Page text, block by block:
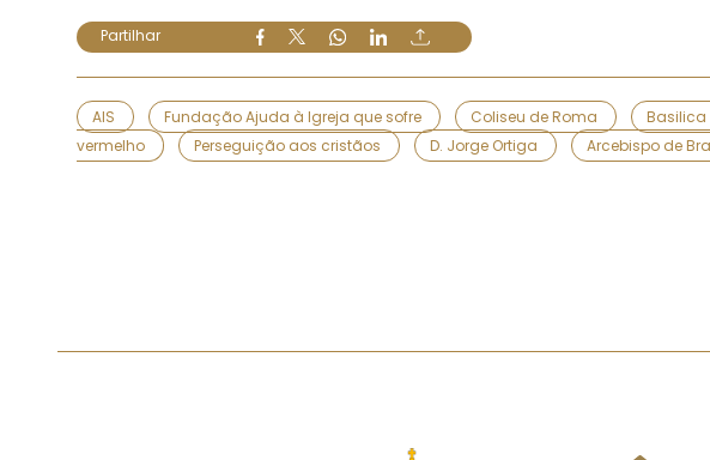
Partilhar
AIS Fundação Ajuda à Igreja que sofre Coliseu de Roma
vermelho
Perseguição aos cristãos D. Jorge Ortiga Arcebispo de